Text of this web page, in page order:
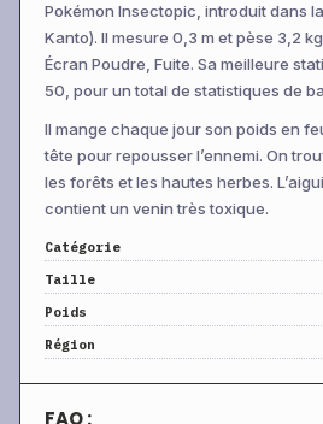
Pokémon Insectopic, introduit dans
Kanto). Il mesure 0,3 m et pèse 3,2
Écran Poudre, Fuite. Sa meilleure
50, pour un total de statistiques de
Il mange chaque jour son poids en
tête pour repousser l’ennemi. On
les forêts et les hautes herbes.
contient un venin très toxique.
Catégorie
Taille
Poids
Région
FAQ :